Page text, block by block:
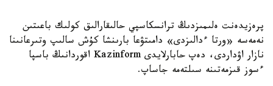
پرەزيدەنت ەلىمىزدىڭ ترانسكاسپي حالىقارالىق كولىك باعىتىن
نەمەسە «ورتا ءدالىزدى» دامىتۋعا بارىنشا كۇش سالىپ وتىرعانىنا
نازار اۋداردى، دەپ حابارلايدى Kazinform اقوردانىڭ باسپا
ءسوز قىزمەتىنە سىلتەمە جاساپ.